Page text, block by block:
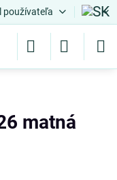
používateľa
matná